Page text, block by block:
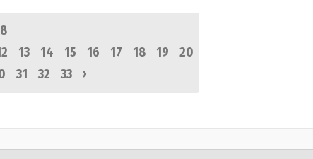
13 14 15 16 17 18 19
20
31 32 33 ›